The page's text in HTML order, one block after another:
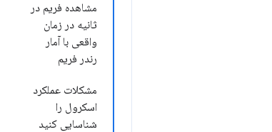
مشاهده فریم در
ثانیه در زمان
واقعی با آمار
رندر فریم
مشکلات عملکرد
اسکرول را
شناسایی کنید